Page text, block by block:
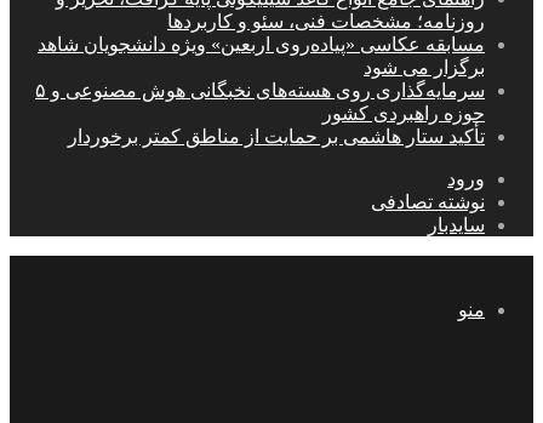
روزنامه؛ مشخصات فنی، سئو و کاربردها
مسابقه عکاسی «پیاده‌روی اربعین» ویژه دانشجویان شاهد
برگزار می شود
سرمایه‌گذاری روی هسته‌های نخبگانی هوش مصنوعی و ۵
حوزه راهبردی کشور
تأکید ستار هاشمی بر حمایت از مناطق کمتر برخوردار
ورود
نوشته تصادفی
سایدبار
منو